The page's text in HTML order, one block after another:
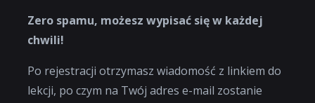
Zero spamu, możesz wypisać się w każdej
chwili!
Po rejestracji otrzymasz wiadomość z linkiem do
lekcji, po czym na Twój adres e-mail zostanie